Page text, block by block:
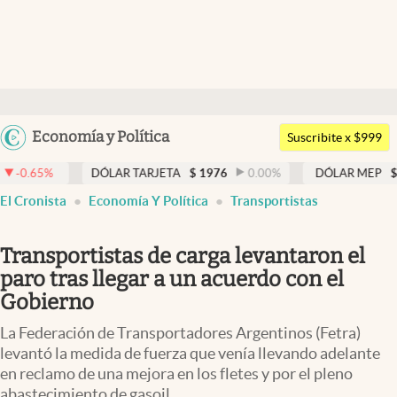
Argentina
Uruguay
Economía y Política
Members
Economía y Política
Finanzas y Mercados
Negocios
Columnistas
Otras secciones
Apertura
Suscribite x $999
TARJETA $ 1976 0.00% DÓLAR MEP 1521,52 0.23
El Cronista Economía Y Política Transportistas
Transportistas de carga levantaron el
paro tras llegar a un acuerdo con el
Gobierno
La Federación de Transportadores Argentinos (Fetra)
levantó la medida de fuerza que venía llevando adelante
en reclamo de una mejora en los fletes y por el pleno